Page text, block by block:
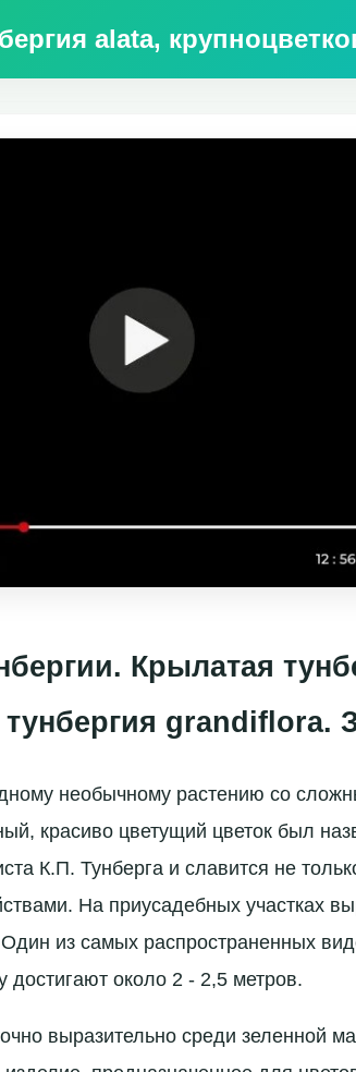
alata,
Крылатая
тунбергия grandiflora.
необычному растению со
красиво цветущий цветок был
К.П. Тунберга и славится не
На приусадебных участках
из самых распространенных
достигают около 2 - 2,5 метров.
выразительно среди зеленной